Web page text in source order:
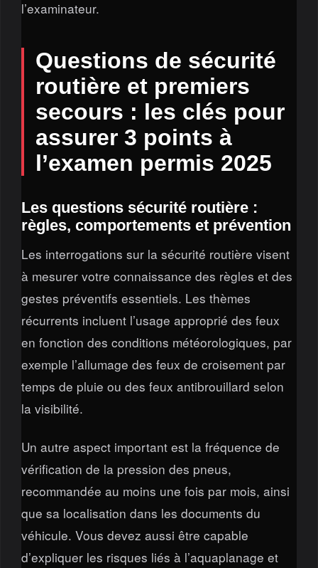
l’examinateur.
Questions de sécurité
routière et premiers
secours : les clés pour
assurer 3 points à
l’examen permis 2025
Les questions sécurité routière :
règles, comportements et prévention
Les interrogations sur la sécurité routière visent
à mesurer votre connaissance des règles et des
gestes préventifs essentiels. Les thèmes
récurrents incluent l’usage approprié des feux
en fonction des conditions météorologiques, par
exemple l’allumage des feux de croisement par
temps de pluie ou des feux antibrouillard selon
la visibilité.
Un autre aspect important est la fréquence de
vérification de la pression des pneus,
recommandée au moins une fois par mois, ainsi
que sa localisation dans les documents du
véhicule. Vous devez aussi être capable
d’expliquer les risques liés à l’aquaplanage et